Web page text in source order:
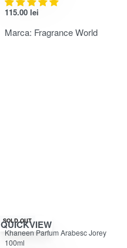
115.00 lei
Marca: Fragrance World
SOLD OUT
QUICKVIEW
Evaluat la4.78din 5
Khaneen Parfum Arabesc Jorey
100ml